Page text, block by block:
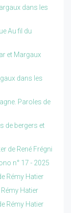
dans les
Au fil du
et Margaux
dans les
Paroles de
de bergers et
de René Frégni
n° 17 - 2025
Rémy Hatier
Rémy Hatier
Rémy Hatier